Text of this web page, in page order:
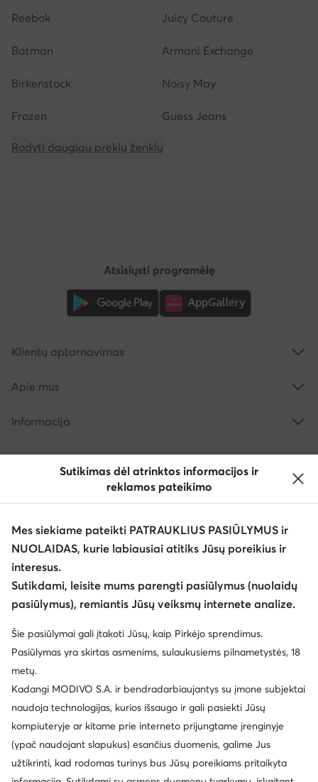
Reebok Juicy Couture
Batman Armani Exchange
Birkenstock Noisy May
Frozen Guess Jeans
Rodyti daugiau prekių ženklų
Atsisiųsti programėlę
Klientų aptarnavimas
Apie mus
Informacija
© eavalyne.lt 2026
Taisyklės
Pakeisti nustatymus
Privatumo politika
Duomenų apsauga
Sutikimas dėl atrinktos informacijos ir
reklamos pateikimo
Mes siekiame pateikti PATRAUKLIUS PASIŪLYMUS ir
NUOLAIDAS, kurie labiausiai atitiks Jūsų poreikius ir
interesus.
Sutikdami, leisite mums parengti pasiūlymus (nuolaidų
pasiūlymus), remiantis Jūsų veiksmų internete analize.
Šie pasiūlymai gali įtakoti Jūsų, kaip Pirkėjo sprendimus.
Pasiūlymas yra skirtas asmenims, sulaukusiems pilnametystės, 18
metų.
Kadangi MODIVO S.A. ir bendradarbiaujantys su įmone subjektai
naudoja technologijas, kurios išsaugo ir gali pasiekti Jūsų
kompiuteryje ar kitame prie interneto prijungtame įrenginyje
(ypač naudojant slapukus) esančius duomenis, galime Jus
užtikrinti, kad rodomas turinys bus Jūsų poreikiams pritaikyta